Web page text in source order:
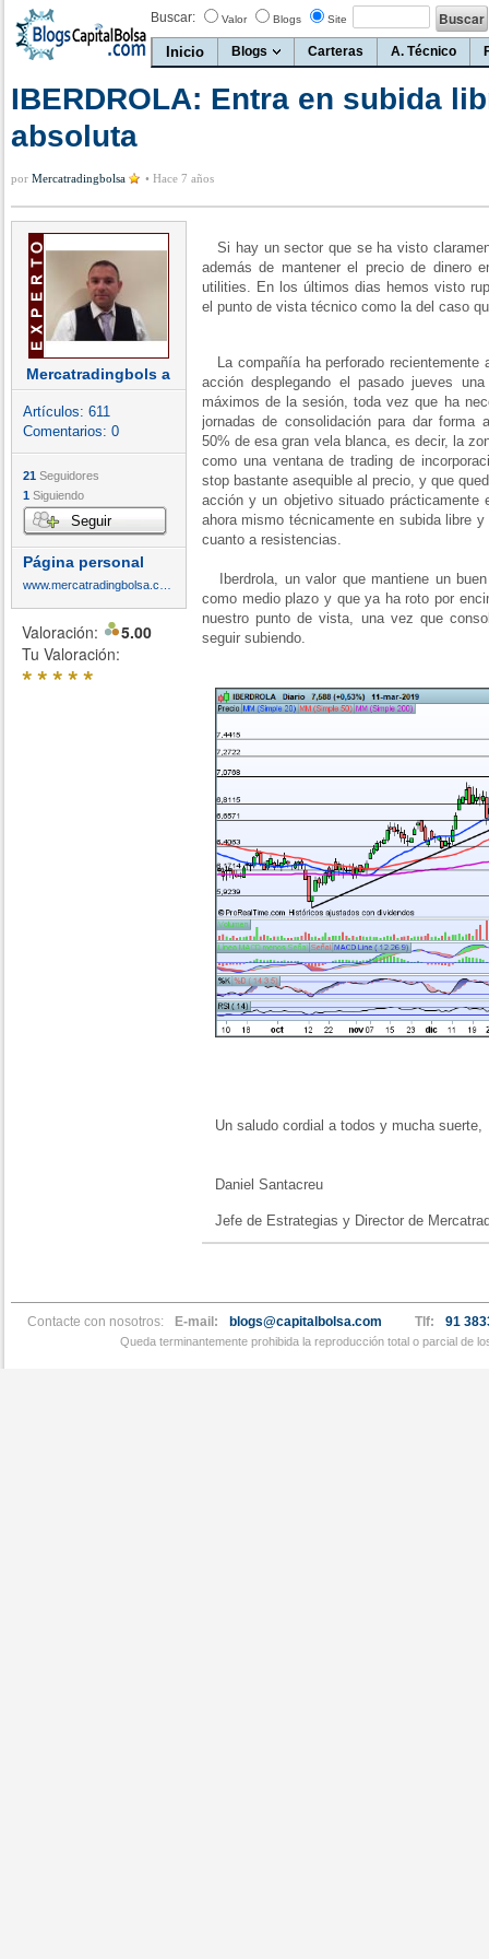
Buscar: Valor Blogs Site
Inicio Blogs Carteras A. Técnico
IBERDROLA: Entra en subida
absoluta
por Mercatradingbolsa • Hace 7 años
Mercatradingbols a
Artículos: 611
Comentarios: 0
21 Seguidores
1 Siguiendo
Seguir
Página personal
Valoración:
5.00
Tu Valoración:
*****
Si hay un sector que se ha visto
además de mantener el precio de dinero
utilities. En los últimos dias hemos visto
el punto de vista técnico como la del caso
La compañía ha perforado recientemente
acción desplegando el pasado jueves
máximos de la sesión, toda vez que ha
jornadas de consolidación para dar
50% de esa gran vela blanca, es decir, la
como una ventana de trading de
stop bastante asequible al precio, y que
acción y un objetivo situado
ahora mismo técnicamente en subida libre
cuanto a resistencias.
Iberdrola, un valor que mantiene un
como medio plazo y que ya ha roto por
nuestro punto de vista, una vez que
seguir subiendo.
Un saludo cordial a todos y mucha suerte,
Daniel Santacreu
Jefe de Estrategias y Director de
Contacte con nosotros: E-mail: blogs@capitalbolsa.com Tlf: 91
Queda terminantemente prohibida la reproducción total o parcial de